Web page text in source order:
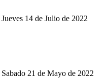
Jueves 14 de Julio de 2022
Sabado 21 de Mayo de 2022